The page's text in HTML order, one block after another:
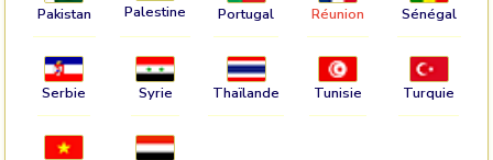
Pakistan Palestine Portugal Réunion Sénégal
Serbie Syrie Thaïlande Tunisie Turquie